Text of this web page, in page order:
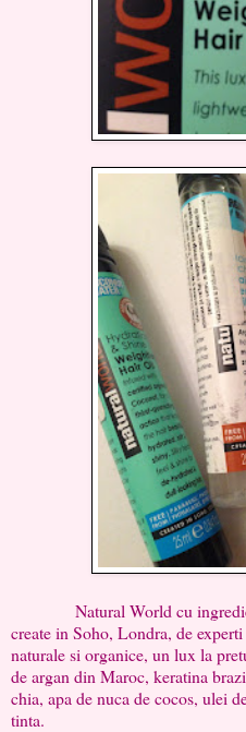
Natural World cu
create in Soho, Londra, de
naturale si organice, un lux la
de argan din Maroc, keratina
chia, apa de nuca de cocos, ulei
tinta.